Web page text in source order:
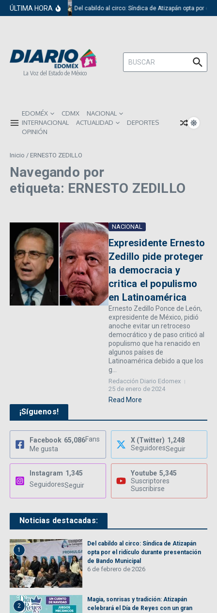
Saltar al contenido
ÚLTIMA HORA Del cabildo al circo: Síndica de Atizapán opta por el
La Voz del Estado de México
Buscar:
EDOMÉX CDMX
NACIONAL
INTERNACIONAL
ACTUALIDAD
DEPORTES
OPINIÓN
Inicio / ERNESTO ZEDILLO
Navegando por
etiqueta: ERNESTO ZEDILLO
NACIONAL
Expresidente Ernesto
Zedillo pide proteger
la democracia y
critica el populismo
en Latinoamérica
Ernesto Zedillo Ponce de León,
expresidente de México, pidió
anoche evitar un retroceso
democrático y de paso criticó al
populismo que ha renacido en
algunos países de
Latinoamérica debido a que los
g...
Redacción Diario Edomex
25 de enero de 2024
Read More
¡Síguenos!
Facebook 65,086Fans
Me gusta
X (Twitter) 1,248
SeguidoresSeguir
Instagram 1,345
SeguidoresSeguir
Youtube 5,345
Suscriptores
Suscribirse
Noticias destacadas:
1
Del cabildo al circo: Síndica de Atizapán
opta por el ridículo durante presentación
de Bando Municipal
6 de febrero de 2026
2
Magia, sonrisas y tradición: Atizapán
celebrará el Día de Reyes con un gran